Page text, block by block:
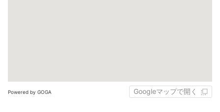
Powered by GOGA Googleマップで開く